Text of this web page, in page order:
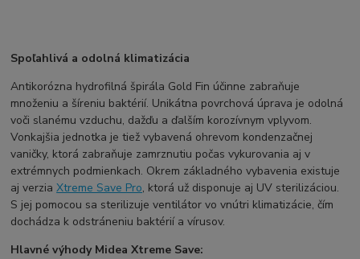
Spoľahlivá a odolná klimatizácia
Antikorózna hydrofilná špirála Gold Fin účinne zabraňuje
množeniu a šíreniu baktérií. Unikátna povrchová úprava je odolná
voči slanému vzduchu, dažďu a ďalším korozívnym vplyvom.
Vonkajšia jednotka je tiež vybavená ohrevom kondenzačnej
vaničky, ktorá zabraňuje zamrznutiu počas vykurovania aj v
extrémnych podmienkach. Okrem základného vybavenia existuje
aj verziaXtreme Save Pro, ktorá už disponuje aj UV sterilizáciou.
S jej pomocou sa sterilizuje ventilátor vo vnútri klimatizácie, čím
dochádza k odstráneniu baktérií a vírusov.
Hlavné výhody Midea Xtreme Save: